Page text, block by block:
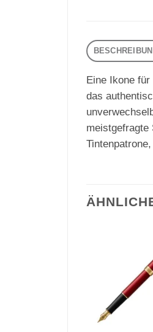
Eine Ikone
das
meistgefragte